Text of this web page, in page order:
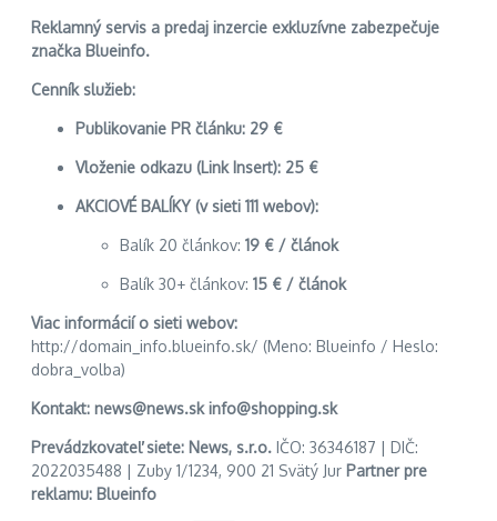
Reklamný servis a predaj inzercie exkluzívne zabezpečuje
značka Blueinfo.
Cenník služieb:
Publikovanie PR článku: 29 €
Vloženie odkazu (Link Insert): 25 €
AKCIOVÉ BALÍKY (v sieti 111 webov):
Balík 20 článkov: 19 € / článok
Balík 30+ článkov: 15 € / článok
Viac informácií o sieti webov:
http://domain_info.blueinfo.sk/ (Meno: Blueinfo / Heslo:
dobra_volba)
Kontakt: news@news.sk info@shopping.sk
Prevádzkovateľ siete: News, s.r.o. IČO: 36346187 | DIČ:
2022035488 | Zuby 1/1234, 900 21 Svätý Jur Partner pre
reklamu: Blueinfo